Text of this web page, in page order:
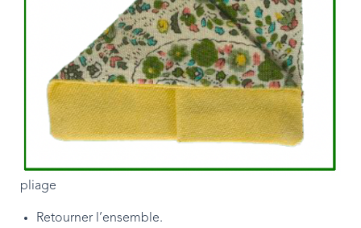
pliage
Retourner l’ensemble.